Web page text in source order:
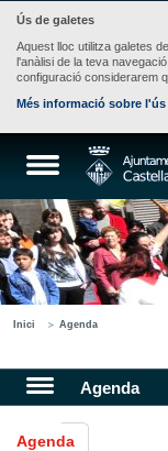
Ús de galetes
Aquest lloc utilitza galetes
l'anàlisi de la teva
configuració considerarem
Més informació sobre l'ús
Inici Agenda
Agenda
Agenda